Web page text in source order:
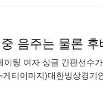
음주는 물론
팅 여자 싱글 간판선수
티이미지)대한빙상경기